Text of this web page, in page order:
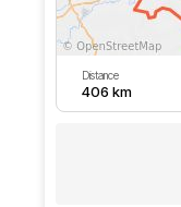
Distance
406 km